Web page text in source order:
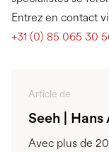
Entrez en contact
+31 (0) 85 065 30
Article de
Seeh | Hans
Avec plus de